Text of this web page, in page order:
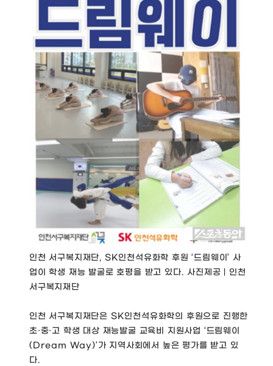
인천 서구복지재단, SK인천석유화학 후원 ‘드림웨이’ 사
업이 학생 재능 발굴로 호평을 받고 있다. 사진제공｜인천
서구복지재단
인천 서구복지재단은 SK인천석유화학의 후원으로 진행한
초·중·고 학생 대상 재능발굴 교육비 지원사업 ‘드림웨이
(Dream Way)’가 지역사회에서 높은 평가를 받고 있
다.